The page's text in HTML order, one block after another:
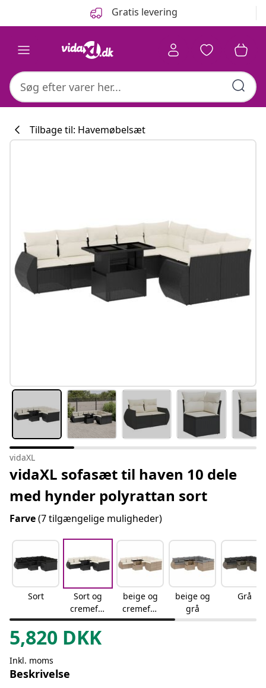
Gratis levering
#sharemevidaxl
Tilbage til: Havemøbelsæt
vidaXL
vidaXL sofasæt til haven 10 dele
med hynder polyrattan sort
Farve(7 tilgængelige muligheder)
Sort
Sort og
cremefar
vet
beige og
cremefar
vet
beige og
grå
Grå
5,820 DKK
Inkl. moms
Beskrivelse